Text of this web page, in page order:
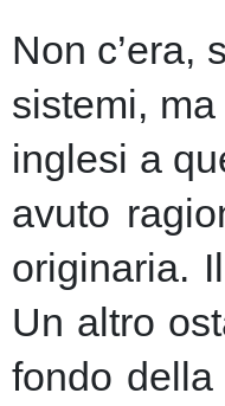
Non c’era,
sistemi,
inglesi a
avuto
originaria.
Un altro
fondo